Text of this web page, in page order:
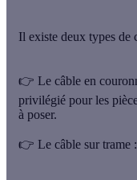
Il existe deux types de
👉 Le câble en
privilégié pour les
à poser.
👉 Le câble sur trame